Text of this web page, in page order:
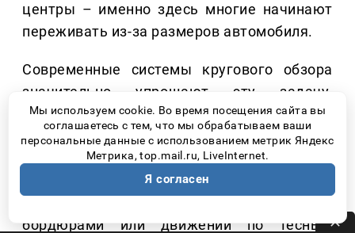
центры – именно здесь многие начинают
переживать из-за размеров автомобиля.
Современные системы кругового обзора
значительно упрощают эту задачу.
Например, камеры с обзором 540 градусов
позволяют видеть не только пространство
вокруг автомобиля, но и область
непосредственно под ним. Это особенно
бордюрами или движении по тесным
Мы используем cookie. Во время посещения сайта вы
соглашаетесь с тем, что мы обрабатываем ваши
персональные данные с использованием метрик Яндекс
Метрика, top.mail.ru, LiveInternet.
Я согласен